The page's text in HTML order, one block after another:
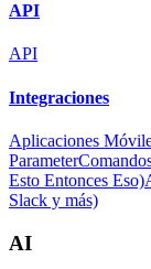
API
API
Integraciones
Aplicaciones
Parameter
Esto Entonces Eso)
Slack y más)
AI